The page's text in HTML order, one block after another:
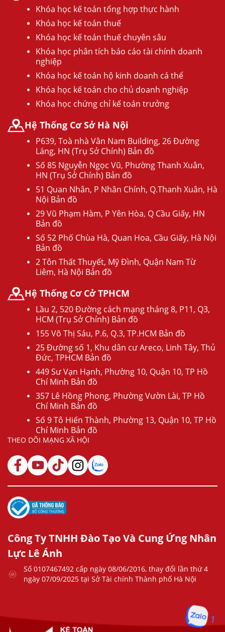
Khóa học kế toán tổng hợp thực hành
Khóa học kế toán thuế
Khóa học kế toán thuế chuyên sâu
Khóa học phân tích báo cáo tài chính doanh
nghiệp
Khóa học kế toán hộ kinh doanh cá thể
Khóa học kế toán cho chủ doanh nghiệp
Khóa học chứng chỉ kế toán trưởng
Hệ Thống Cơ Sở Hà Nội
P639, Toà nhà Vân Nam Building, 26 Đường
Láng, HN (Trụ Sở Chính) Bản đồ
Số 85 Nguyễn Ngọc Vũ, Phường Thanh Xuân,
HN (Trụ Sở Chính) Bản đồ
51 Quan Nhân, P Nhân Chính, Q.Thanh Xuân, Hà
Nội Bản đồ
29 Vũ Phạm Hàm, P Yên Hòa, Q Cầu Giấy, HN
Bản đồ
Số 52 Phố Chùa Hà, Quan Hoa, Cầu Giấy, Hà Nội
Bản đồ
2 Tôn Thất Thuyết, Mỹ Đình, Quận Nam Từ
Liêm, Hà Nội Bản đồ
Hệ Thống Cơ Cở TPHCM
Lầu 2, 520 Đường cách mạng tháng 8, P11, Q3,
HCM (Trụ Sở Chính) Bản đồ
155 Võ Thị Sáu, P.6, Q.3, TP.HCM Bản đồ
25 Đường số 1, Khu dân cư Areco, Linh Tây, Thủ
Đức, TPHCM Bản đồ
449 Sư Vạn Hạnh, Phường 10, Quận 10, TP Hồ
Chí Minh Bản đồ
357 Lê Hồng Phong, Phường Vườn Lài, TP Hồ
Chí Minh Bản đồ
Số 9 Tô Hiến Thành, Phường 13, Quận 10, TP Hồ
Chí Minh Bản đồ
THEO DÕI MẠNG XÃ HỘI
Công Ty TNHH Đào Tạo Và Cung Ứng Nhân
Lực Lê Ánh
Số 0107467492 cấp ngày 08/06/2016, thay đổi lần thứ 4
ngày 07/09/2025 tại Sở Tài chính Thành phố Hà Nội
1